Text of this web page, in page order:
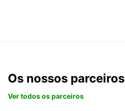
Os nossos parceiros
Ver todos os parceiros